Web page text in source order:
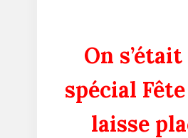
On
spécial
laisse